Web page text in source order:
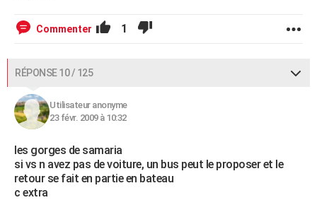
Commenter 1
RÉPONSE 10 / 125
Utilisateur anonyme
23 févr. 2009 à 10:32
les gorges de samaria
si vs n avez pas de voiture, un bus peut le proposer et le
retour se fait en partie en bateau
c extra